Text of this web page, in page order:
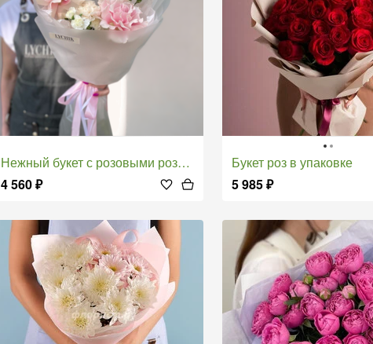
Нежный букет с розовыми розами
4 560₽
Букет роз в упаковке
5 985₽